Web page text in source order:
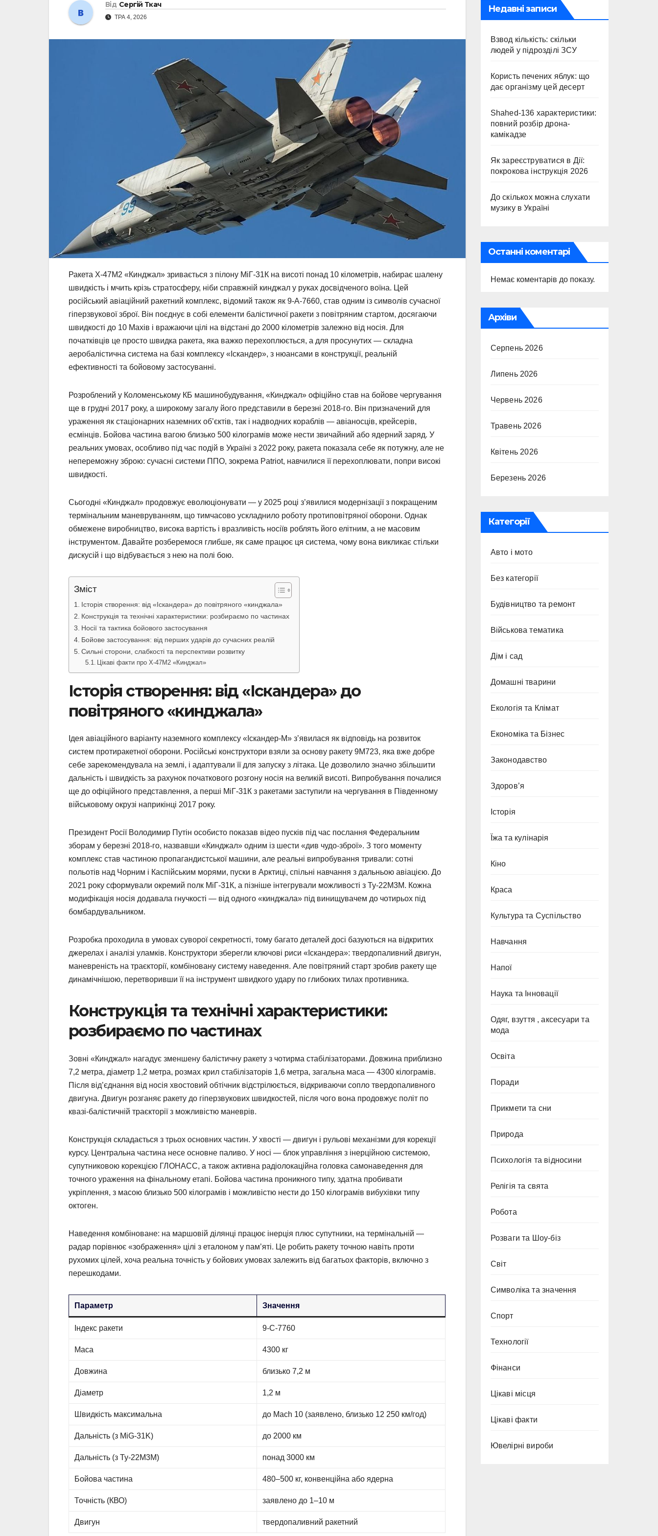
Від Сергій Ткач
ТРА 4, 2026
Ракета Х-47М2 «Кинджал» зривається з пілону МіГ-31К на висоті понад 10 кілометрів, набирає шалену
швидкість і мчить крізь стратосферу, ніби справжній кинджал у руках досвідченого воїна. Цей
російський авіаційний ракетний комплекс, відомий також як 9-А-7660, став одним із символів сучасної
гіперзвукової зброї. Він поєднує в собі елементи балістичної ракети з повітряним стартом, досягаючи
швидкості до 10 Махів і вражаючи цілі на відстані до 2000 кілометрів залежно від носія. Для
початківців це просто швидка ракета, яка важко перехоплюється, а для просунутих — складна
аеробалістична система на базі комплексу «Іскандер», з нюансами в конструкції, реальній
ефективності та бойовому застосуванні.
Розроблений у Коломенському КБ машинобудування, «Кинджал» офіційно став на бойове чергування
ще в грудні 2017 року, а широкому загалу його представили в березні 2018-го. Він призначений для
ураження як стаціонарних наземних об’єктів, так і надводних кораблів — авіаносців, крейсерів,
есмінців. Бойова частина вагою близько 500 кілограмів може нести звичайний або ядерний заряд. У
реальних умовах, особливо під час подій в Україні з 2022 року, ракета показала себе як потужну, але не
непереможну зброю: сучасні системи ППО, зокрема Patriot, навчилися її перехоплювати, попри високі
швидкості.
Сьогодні «Кинджал» продовжує еволюціонувати — у 2025 році з’явилися модернізації з покращеним
термінальним маневруванням, що тимчасово ускладнило роботу протиповітряної оборони. Однак
обмежене виробництво, висока вартість і вразливість носіїв роблять його елітним, а не масовим
інструментом. Давайте розберемося глибше, як саме працює ця система, чому вона викликає стільки
дискусій і що відбувається з нею на полі бою.
Зміст
Історія створення: від «Іскандера» до повітряного «кинджала»
Конструкція та технічні характеристики: розбираємо по частинах
Носії та тактика бойового застосування
Бойове застосування: від перших ударів до сучасних реалій
Сильні сторони, слабкості та перспективи розвитку
Цікаві факти про Х-47М2 «Кинджал»
Історія створення: від «Іскандера» до
повітряного «кинджала»
Ідея авіаційного варіанту наземного комплексу «Іскандер-М» з’явилася як відповідь на розвиток
систем протиракетної оборони. Російські конструктори взяли за основу ракету 9М723, яка вже добре
себе зарекомендувала на землі, і адаптували її для запуску з літака. Це дозволило значно збільшити
дальність і швидкість за рахунок початкового розгону носія на великій висоті. Випробування почалися
ще до офіційного представлення, а перші МіГ-31К з ракетами заступили на чергування в Південному
військовому окрузі наприкінці 2017 року.
Президент Росії Володимир Путін особисто показав відео пусків під час послання Федеральним
зборам у березні 2018-го, назвавши «Кинджал» одним із шести «див чудо-зброї». З того моменту
комплекс став частиною пропагандистської машини, але реальні випробування тривали: сотні
польотів над Чорним і Каспійським морями, пуски в Арктиці, спільні навчання з дальньою авіацією. До
2021 року сформували окремий полк МіГ-31К, а пізніше інтегрували можливості з Ту-22М3М. Кожна
модифікація носія додавала гнучкості — від одного «кинджала» під винищувачем до чотирьох під
бомбардувальником.
Розробка проходила в умовах суворої секретності, тому багато деталей досі базуються на відкритих
джерелах і аналізі уламків. Конструктори зберегли ключові риси «Іскандера»: твердопаливний двигун,
маневреність на траєкторії, комбіновану систему наведення. Але повітряний старт зробив ракету ще
динамічнішою, перетворивши її на інструмент швидкого удару по глибоких тилах противника.
Конструкція та технічні характеристики:
розбираємо по частинах
Зовні «Кинджал» нагадує зменшену балістичну ракету з чотирма стабілізаторами. Довжина приблизно
7,2 метра, діаметр 1,2 метра, розмах крил стабілізаторів 1,6 метра, загальна маса — 4300 кілограмів.
Після від’єднання від носія хвостовий обтічник відстрілюється, відкриваючи сопло твердопаливного
двигуна. Двигун розганяє ракету до гіперзвукових швидкостей, після чого вона продовжує політ по
квазі-балістичній траєкторії з можливістю маневрів.
Конструкція складається з трьох основних частин. У хвості — двигун і рульові механізми для корекції
курсу. Центральна частина несе основне паливо. У носі — блок управління з інерційною системою,
супутниковою корекцією ГЛОНАСС, а також активна радіолокаційна головка самонаведення для
точного ураження на фінальному етапі. Бойова частина проникного типу, здатна пробивати
укріплення, з масою близько 500 кілограмів і можливістю нести до 150 кілограмів вибухівки типу
октоген.
Наведення комбіноване: на маршовій ділянці працює інерція плюс супутники, на термінальній —
радар порівнює «зображення» цілі з еталоном у пам’яті. Це робить ракету точною навіть проти
рухомих цілей, хоча реальна точність у бойових умовах залежить від багатьох факторів, включно з
перешкодами.
Параметр Значення
Індекс ракети 9-С-7760
Маса 4300 кг
Довжина близько 7,2 м
Діаметр 1,2 м
Швидкість максимальна до Mach 10 (заявлено, близько 12 250 км/год)
Дальність (з MiG-31K) до 2000 км
Дальність (з Ту-22М3М) понад 3000 км
Бойова частина 480–500 кг, конвенційна або ядерна
Точність (КВО) заявлено до 1–10 м
Двигун твердопаливний ракетний
Недавні записи
Взвод кількість: скільки
людей у підрозділі ЗСУ
Користь печених яблук: що
дає організму цей десерт
Shahed-136 характеристики:
повний розбір дрона-
камікадзе
Як зареєструватися в Дії:
покрокова інструкція 2026
До скількох можна слухати
музику в Україні
Останні коментарі
Немає коментарів до показу.
Архіви
Серпень 2026
Липень 2026
Червень 2026
Травень 2026
Квітень 2026
Березень 2026
Категорії
Авто і мото
Без категорії
Будівництво та ремонт
Військова тематика
Дім і сад
Домашні тварини
Екологія та Клімат
Економіка та Бізнес
Законодавство
Здоров’я
Історія
Їжа та кулінарія
Кіно
Краса
Культура та Суспільство
Навчання
Напої
Наука та Інновації
Одяг, взуття , аксесуари та
мода
Освіта
Поради
Прикмети та сни
Природа
Психологія та відносини
Релігія та свята
Робота
Розваги та Шоу-біз
Світ
Символіка та значення
Спорт
Технології
Фінанси
Цікаві місця
Цікаві факти
Ювелірні вироби